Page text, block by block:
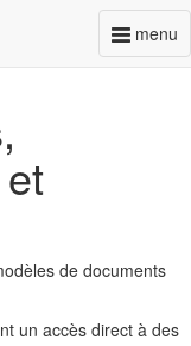
menu
de documents
un accès direct à des